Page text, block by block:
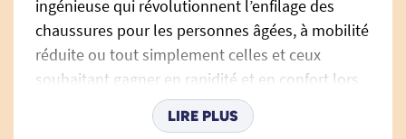
ingénieuse qui révolutionnent l’enfilage des
chaussures pour les personnes âgées, à mobilité
réduite ou tout simplement celles et ceux
souhaitant gagner en rapidité et en confort lors
du chaussage. Fini les manipulations
compliquées, les efforts douloureux ou les
LIRE PLUS